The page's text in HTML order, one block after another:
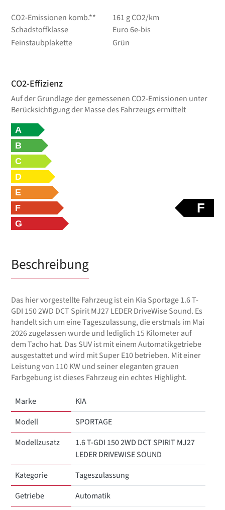
CO2-Emissionen komb.**
161 g CO2/km
Schadstoffklasse
Euro 6e-bis
Feinstaubplakette
Grün
CO2-Effizienz
Auf der Grundlage der gemessenen CO2-Emissionen unter
Berücksichtigung der Masse des Fahrzeugs ermittelt
F
A
B
C
D
E
F
G
Beschreibung
Das hier vorgestellte Fahrzeug ist ein Kia Sportage 1.6 T-
GDI 150 2WD DCT Spirit MJ27 LEDER DriveWise Sound. Es
handelt sich um eine Tageszulassung, die erstmals im Mai
2026 zugelassen wurde und lediglich 15 Kilometer auf
dem Tacho hat. Das SUV ist mit einem Automatikgetriebe
ausgestattet und wird mit Super E10 betrieben. Mit einer
Leistung von 110 KW und seiner eleganten grauen
Farbgebung ist dieses Fahrzeug ein echtes Highlight.
Marke
KIA
Modell
SPORTAGE
Modellzusatz
1.6 T-GDI 150 2WD DCT SPIRIT MJ27
LEDER DRIVEWISE SOUND
Kategorie
Tageszulassung
Getriebe
Automatik